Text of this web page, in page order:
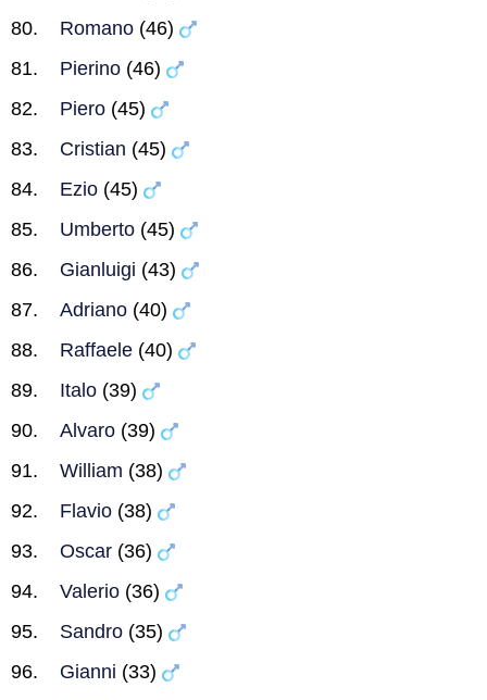
Romano (46)
Pierino (46)
Piero (45)
Cristian (45)
Ezio (45)
Umberto (45)
Gianluigi (43)
Adriano (40)
Raffaele (40)
Italo (39)
Alvaro (39)
William (38)
Flavio (38)
Oscar (36)
Valerio (36)
Sandro (35)
Gianni (33)